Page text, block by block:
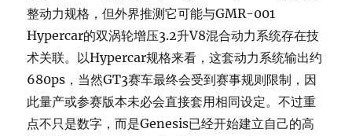
整动力规格，但外界推测它可能与GMR-001
Hypercar的双涡轮增压3.2升V8混合动力系统存在技
术关联。以Hypercar规格来看，这套动力系统输出约
680ps，当然GT3赛车最终会受到赛事规则限制，因
此量产或参赛版本未必会直接套用相同设定。不过重
点不只是数字，而是Genesis已经开始建立自己的高